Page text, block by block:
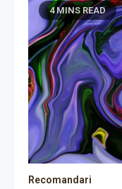
4 MINS READ
Recomandari